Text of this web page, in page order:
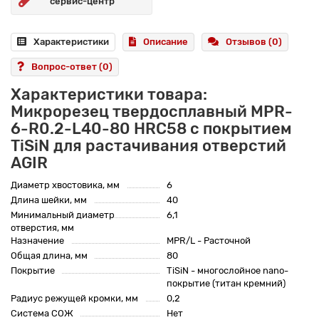
Характеристики Описание Отзывов (0)
Вопрос-ответ (0)
Характеристики товара:
Микрорезец твердосплавный MPR-
6-R0.2-L40-80 HRC58 с покрытием
TiSiN для растачивания отверстий
AGIR
Диаметр хвостовика, мм
6
Длина шейки, мм
40
Минимальный диаметр
отверстия, мм
6,1
Назначение
MPR/L - Расточной
Общая длина, мм
80
Покрытие
TiSiN - многослойное nano-
покрытие (титан кремний)
Радиус режущей кромки, мм
0,2
Система СОЖ
Нет